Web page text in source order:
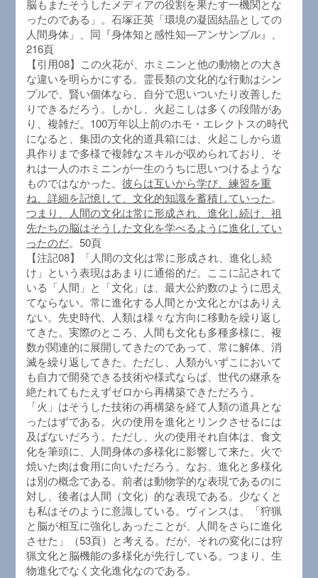
脳もまたそうしたメディアの役割を果たす一機関とな
ったのである」。石塚正英「環境の凝固結晶としての
人間身体」、同『身体知と感性知―アンサンブル』、
216頁
【引用08】この火花が、ホミニンと他の動物との大き
な違いを明らかにする。霊長類の文化的な行動はシン
プルで、賢い個体なら、自分で思いついたり改善した
りできるだろう。しかし、火起こしは多くの段階があ
り、複雑だ。100万年以上前のホモ・エレクトスの時代
になると、集団の文化的道具箱には、火起こしから道
具作りまで多様で複雑なスキルが収められており、そ
れは一人のホミニンが一生のうちに思いつけるような
ものではなかった。彼らは互いから学び、練習を重
ね、詳細を記憶して、文化的知識を蓄積していった。
つまり、人間の文化は常に形成され、進化し続け、祖
先たちの脳はそうした文化を学べるように進化してい
ったのだ。50頁
【注記08】「人間の文化は常に形成され、進化し続
け」という表現はあまりに通俗的だ。ここに記されて
いる「人間」と「文化」は、最大公約数のように思え
てならない。常に進化する人間とか文化とかはありえ
ない。先史時代、人類は様々な方向に移動を繰り返し
てきた。実際のところ、人間も文化も多種多様に、複
数が関連的に展開してきたのであって、常に解体、消
滅を繰り返してきた。ただし、人類がいずこにおいて
も自力で開発できる技術や様式ならば、世代の継承を
絶たれてもたえずゼロから再構築できただろう。
「火」はそうした技術の再構築を経て人類の道具とな
ったはずである。火の使用を進化とリンクさせるには
及ばないだろう。ただし、火の使用それ自体は、食文
化を筆頭に、人間身体の多様化に影響して来た。火で
焼いた肉は食用に向いただろう。なお、進化と多様化
は別の概念である。前者は動物学的な表現であるのに
対し、後者は人間（文化）的な表現である。少なくと
も私はそのように意識している。ヴィンスは、「狩猟
と脳が相互に強化しあったことが、人間をさらに進化
させた」（53頁）と考える。だが、それの変化には狩
猟文化と脳機能の多様化が先行している。つまり、生
物進化でなく文化進化なのである。